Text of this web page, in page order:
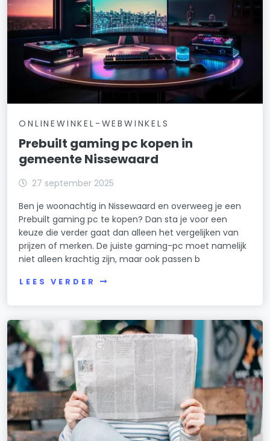
ONLINEWINKEL-WEBWINKELS
Prebuilt gaming pc kopen in
gemeente Nissewaard
27 september 2025
Ben je woonachtig in Nissewaard en overweeg je een
Prebuilt gaming pc te kopen? Dan sta je voor een
keuze die verder gaat dan alleen het vergelijken van
prijzen of merken. De juiste gaming-pc moet namelijk
niet alleen krachtig zijn, maar ook passen b
LEES VERDER